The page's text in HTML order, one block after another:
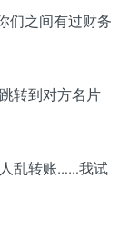
们之间有过财务
转到对方名片
乱转账……我试